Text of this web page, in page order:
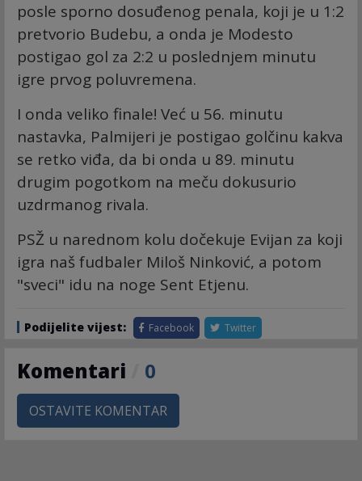
posle sporno dosuđenog penala, koji je u 1:2
pretvorio Budebu, a onda je Modesto
postigao gol za 2:2 u poslednjem minutu
igre prvog poluvremena.
I onda veliko finale! Već u 56. minutu
nastavka, Palmijeri je postigao golčinu kakva
se retko viđa, da bi onda u 89. minutu
drugim pogotkom na meču dokusurio
uzdrmanog rivala.
PSŽ u narednom kolu dočekuje Evijan za koji
igra naš fudbaler Miloš Ninković, a potom
"sveci" idu na noge Sent Etjenu.
Podijelite vijest: Facebook Twitter
Komentari 0
OSTAVITE KOMENTAR